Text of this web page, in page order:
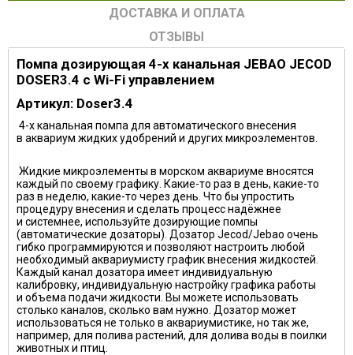
ДОСТАВКА И ОПЛАТА
ОТЗЫВЫ
Помпа дозирующая 4-х канальная JEBAO JECOD
DOSER3.4 c Wi-Fi управлением
Артикул: Doser3.4
4-х канальная помпа для автоматического внесения
в аквариум жидких удобрений и других микроэлементов.
Жидкие микроэлементы в морском аквариуме вносятся
каждый по своему графику. Какие-то раз в день, какие-то
раз в неделю, какие-то через день. Что бы упростить
процедуру внесения и сделать процесс надёжнее
и системнее, используйте дозирующие помпы
(автоматические дозаторы). Дозатор Jecod/Jebao очень
гибко программируются и позволяют настроить любой
необходимый аквариумисту график внесения жидкостей.
Каждый канал дозатора имеет индивидуальную
калибровку, индивидуальную настройку графика работы
и объема подачи жидкости. Вы можете использовать
столько каналов, сколько вам нужно. Дозатор может
использоваться не только в аквариумистике, но так же,
например, для полива растений, для долива воды в поилки
животных и птиц.